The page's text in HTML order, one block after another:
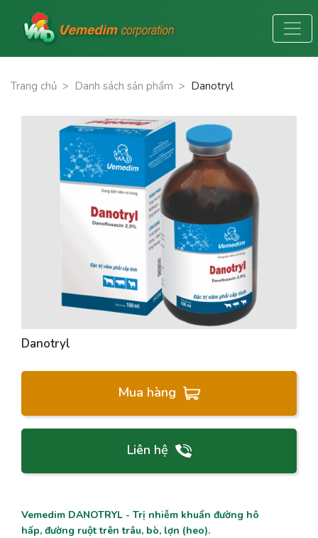
Trang chủ > Danh sách sản phẩm > Danotryl
Danotryl
Mua hàng
Liên hệ
Vemedim DANOTRYL - Trị nhiễm khuẩn đường hô
hấp, đường ruột trên trâu, bò, lợn (heo).